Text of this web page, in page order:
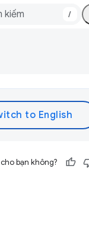
/
bạn không?